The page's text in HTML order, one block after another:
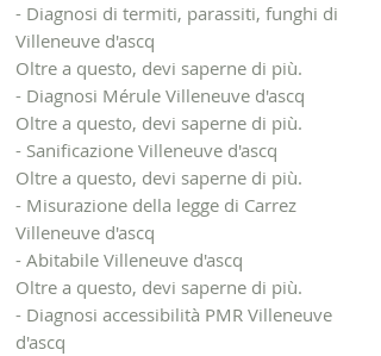
- Diagnosi di termiti, parassiti, funghi di
Villeneuve d'ascq
Oltre a questo, devi saperne di più.
- Diagnosi Mérule Villeneuve d'ascq
Oltre a questo, devi saperne di più.
- Sanificazione Villeneuve d'ascq
Oltre a questo, devi saperne di più.
- Misurazione della legge di Carrez
Villeneuve d'ascq
- Abitabile Villeneuve d'ascq
Oltre a questo, devi saperne di più.
- Diagnosi accessibilità PMR Villeneuve
d'ascq